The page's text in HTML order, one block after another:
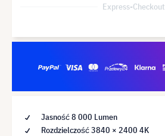
Express-Checkout
Jasność 8 000 Lumen
Rozdzielczość 3840 × 2400 4K